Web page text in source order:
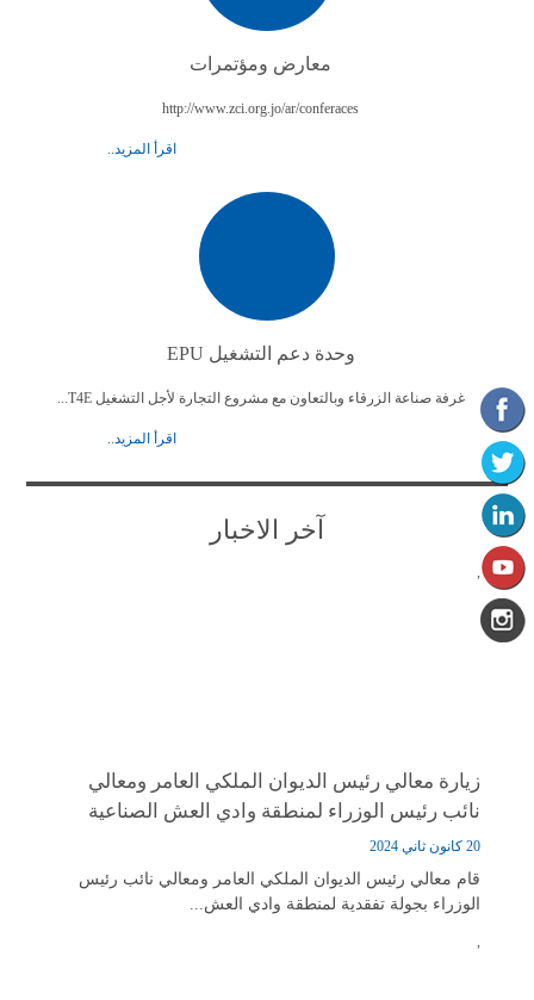
معارض ومؤتمرات
http://www.zci.org.jo/ar/conferaces
اقرأ المزيد..
وحدة دعم التشغيل EPU
غرفة صناعة الزرقاء وبالتعاون مع مشروع التجارة لأجل التشغيل T4E...
اقرأ المزيد..
آخر الاخبار
,
زيارة معالي رئيس الديوان الملكي العامر ومعالي
نائب رئيس الوزراء لمنطقة وادي العش الصناعية
20 كانون ثاني 2024
قام معالي رئيس الديوان الملكي العامر ومعالي نائب رئيس
الوزراء بجولة تفقدية لمنطقة وادي العش...
,